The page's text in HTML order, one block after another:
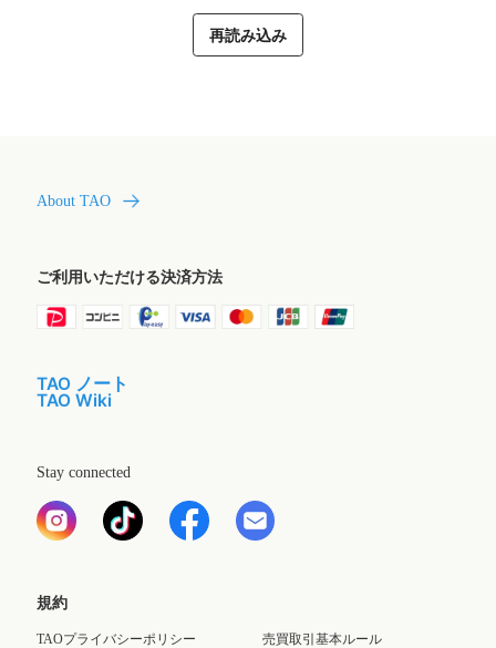
再読み込み
About TAO
ご利用いただける決済方法
TAO ノート
TAO Wiki
Stay connected
規約
TAOプライバシーポリシー 売買取引基本ルール